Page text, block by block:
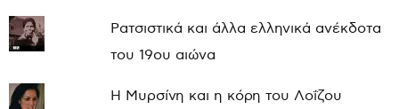
Ρατσιστικά και άλλα ελληνικά ανέκδοτα
του 19ου αιώνα
Η Μυρσίνη και η κόρη του Λοΐζου